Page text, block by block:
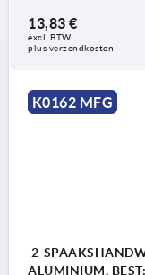
13,83 €
excl. BTW
plus verzendkosten
K0162 MFG
2-
ALUMINIUM,